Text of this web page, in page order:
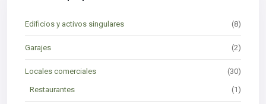
Edificios y activos singulares (8)
Garajes (2)
Locales comerciales (30)
Restaurantes (1)